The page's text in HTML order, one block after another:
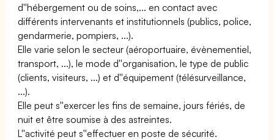
d''hébergement ou de soins,... en contact avec
différents intervenants et institutionnels (publics, police,
gendarmerie, pompiers, ...).
Elle varie selon le secteur (aéroportuaire, évènementiel,
transport, ...), le mode d''organisation, le type de public
(clients, visiteurs, ...) et d''équipement (télésurveillance,
...).
Elle peut s''exercer les fins de semaine, jours fériés, de
nuit et être soumise à des astreintes.
L''activité peut s''effectuer en poste de sécurité.